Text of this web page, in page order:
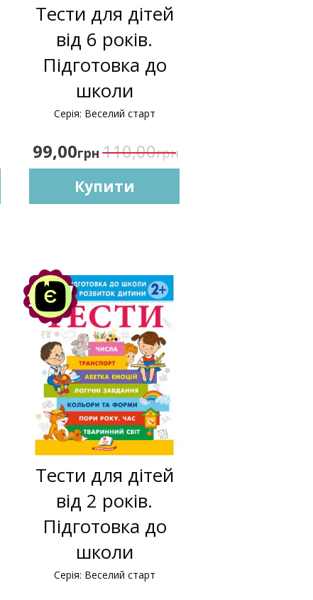
Тести для дітей
від 6 років.
Підготовка до
школи
Серія: Веселий старт
99,00грн 110,00грн
Купити
Акція
-10%
Тести для дітей
від 2 років.
Підготовка до
школи
Серія: Веселий старт